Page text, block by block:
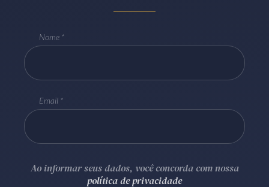
Nome
Email
Ao informar seus dados, você concorda com nossa
política de privacidade